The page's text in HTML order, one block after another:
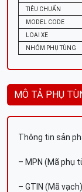
TIÊU CHUẨN
MODEL CODE
LOẠI XE
NHÓM PHỤ TÙNG
MÔ TẢ PHỤ
Thông tin sản
– MPN (Mã phụ
– GTIN (Mã